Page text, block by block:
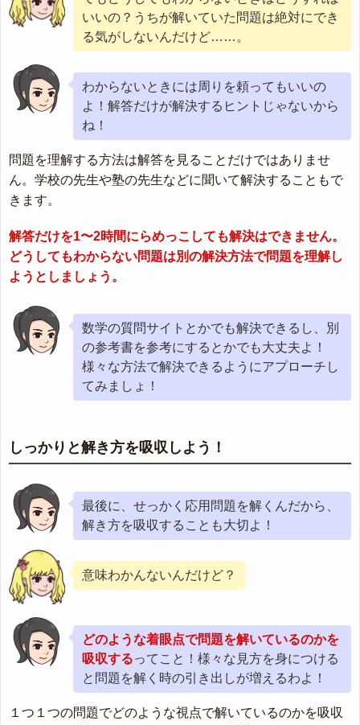
いいの？うちが解いていた問題は絶対にでき
る気がしないんだけど……。
わからないときには周りを頼ってもいいの
よ！解答だけが解決するヒントじゃないから
ね！
問題を理解する方法は解答を見ることだけではありませ
ん。学校の先生や塾の先生などに聞いて解決することもで
きます。
解答だけを1〜2時間にらめっこしても解決はできません。
どうしてもわからない問題は別の解決方法で問題を理解し
ようとしましょう。
数学の質問サイトとかでも解決できるし、別
の参考書を参考にするとかでも大丈夫よ！
様々な方法で解決できるようにアプローチし
てみましょ！
しっかりと解き方を吸収しよう！
最後に、せっかく応用問題を解くんだから、
解き方を吸収することも大切よ！
意味わかんないんだけど？
どのような着眼点で問題を解いているのかを
吸収するってこと！様々な見方を身につける
と問題を解く時の引き出しが増えるわよ！
１つ１つの問題でどのような視点で解いているのかを吸収